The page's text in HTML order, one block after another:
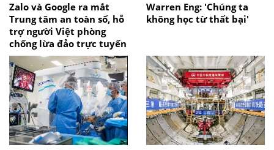
Zalo và Google ra mắt
Trung tâm an toàn số, hỗ
trợ người Việt phòng
chống lừa đảo trực tuyến
Warren Eng: 'Chúng ta
không học từ thất bại'